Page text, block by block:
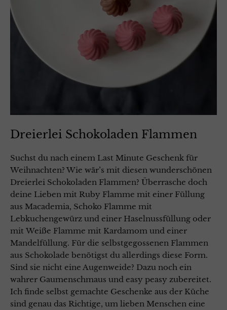
Dreierlei Schokoladen Flammen
Suchst du nach einem Last Minute Geschenk für
Weihnachten? Wie wär’s mit diesen wunderschönen
Dreierlei Schokoladen Flammen? Überrasche doch
deine Lieben mit Ruby Flamme mit einer Füllung
aus Macademia, Schoko Flamme mit
Lebkuchengewürz und einer Haselnussfüllung oder
mit Weiße Flamme mit Kardamom und einer
Mandelfüllung. Für die selbstgegossenen Flammen
aus Schokolade benötigst du allerdings diese Form.
Sind sie nicht eine Augenweide? Dazu noch ein
wahrer Gaumenschmaus und easy peasy zubereitet.
Ich finde selbst gemachte Geschenke aus der Küche
sind genau das Richtige, um lieben Menschen eine